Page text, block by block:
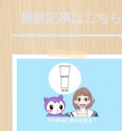
最新記事はこちら